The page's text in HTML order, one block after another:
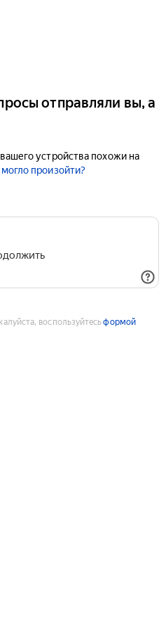
отправляли вы, а
устройства похожи на
произойти?
воспользуйтесьформой